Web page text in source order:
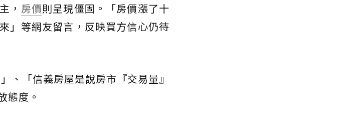
， 房價則呈現僵固。「房價漲了十
」等網友留言，反映買方信心仍待
、「信義房屋是說房市『交易量』
態度。